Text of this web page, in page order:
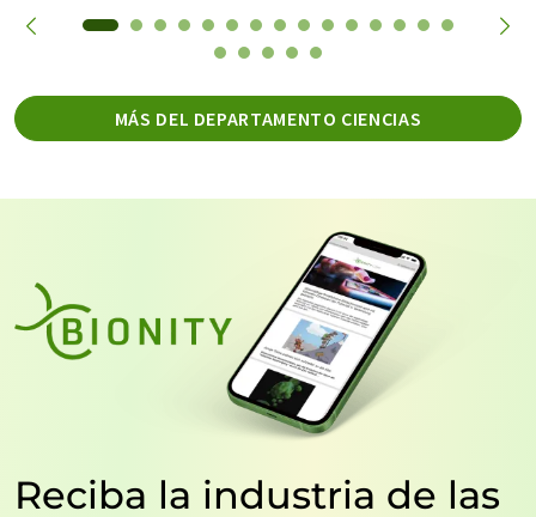
MÁS DEL DEPARTAMENTO CIENCIAS
Reciba la industria de las